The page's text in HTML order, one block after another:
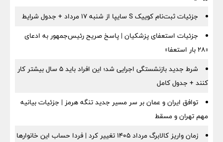
جزئیات ثبت‌نام کوییک S سایپا از شنبه ۱۷ مرداد + جدول شرایط
جزئیات استعفای پزشکیان | پاسخ صریح رئیس‌جمهور به ادعای
«۲۸ بار استعفا»
شرط جدید بازنشستگی اجرایی شد؛ این افراد باید ۵ سال بیشتر کار
کنند + جدول کامل
توافق ایران و عمان بر سر مسیر جدید تنگه هرمز | جزئیات بیانیه
مهم تهران و مسقط
زمان واریز کالابرگ مرداد ۱۴۰۵ تغییر کرد | فردا حساب این خانوارها